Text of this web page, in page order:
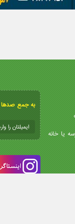
یا خانه
به جمع صدها